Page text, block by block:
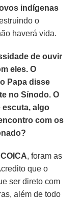
indígenas
o
haverá vida.
de ouvir
eles. O
Papa disse
no Sínodo. O
escuta, algo
com os
COICA, foram as
que o
ser direto com
além de todo